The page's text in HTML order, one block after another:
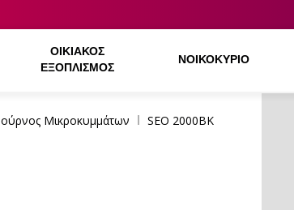
ΟΙΚΙΑΚΌΣ
ΕΞΟΠΛΙΣΜΌΣ
ΝΟΙΚΟΚΥΡΙΌ
Μικροκυμμάτων SEO 2000BK